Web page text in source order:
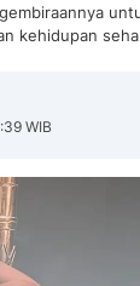
kehidupan
WIB